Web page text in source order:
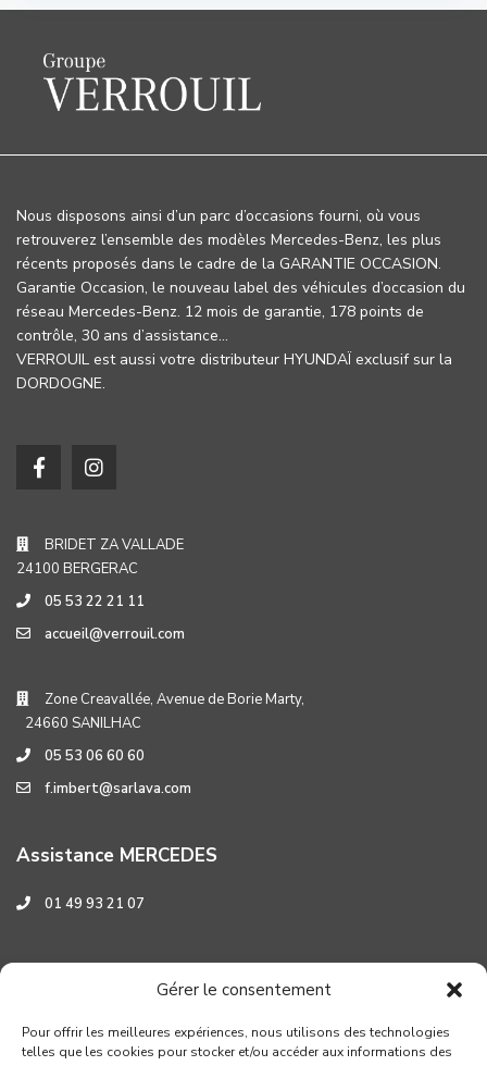
Gérer le consentement
Pour offrir les meilleures expériences, nous utilisons des technologies
telles que les cookies pour stocker et/ou accéder aux informations des
Nous disposons ainsi d’un parc d’occasions fourni, où vous
retrouverez l’ensemble des modèles Mercedes-Benz, les plus
récents proposés dans le cadre de la GARANTIE OCCASION.
Garantie Occasion, le nouveau label des véhicules d’occasion du
réseau Mercedes-Benz. 12 mois de garantie, 178 points de
contrôle, 30 ans d’assistance…
VERROUIL est aussi votre distributeur HYUNDAÏ exclusif sur la
DORDOGNE.
BRIDET ZA VALLADE
24100 BERGERAC
05 53 22 21 11
accueil@verrouil.com
Zone Creavallée, Avenue de Borie Marty,
24660 SANILHAC
05 53 06 60 60
f.imbert@sarlava.com
Assistance MERCEDES
01 49 93 21 07
Assistance HYUNDAI